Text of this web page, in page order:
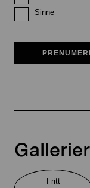
Sinne
Gallerier
Fritt